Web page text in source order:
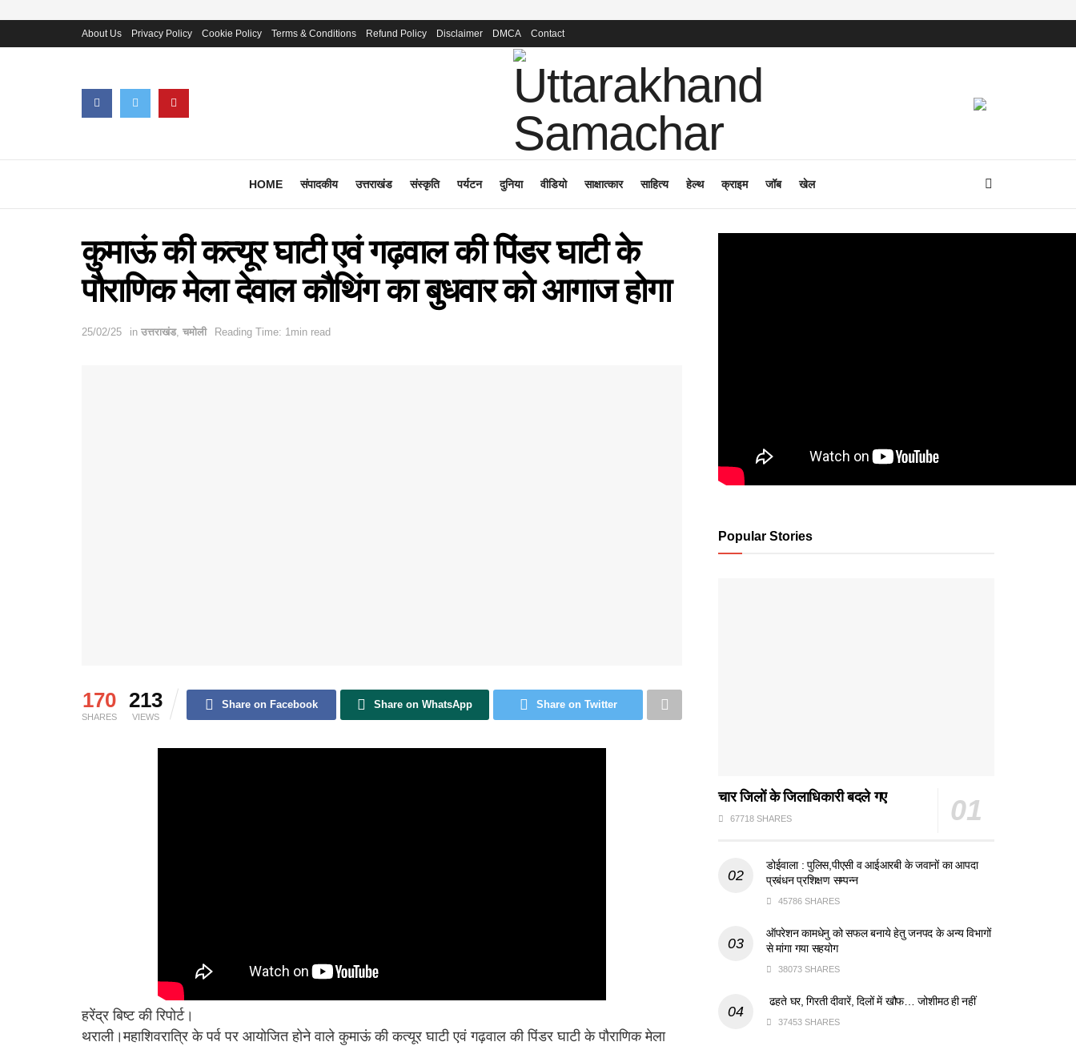
About Us Privacy Policy Cookie Policy Terms & Conditions Refund Policy Disclaimer DMCA Contact
HOME संपादकीय उत्तराखंड संस्कृति पर्यटन दुनिया वीडियो साक्षात्कार साहित्य हेल्थ क्राइम जॉब खेल
कुमाऊं की कत्यूर घाटी एवं गढ़वाल की पिंडर घाटी के
पौराणिक मेला देवाल कौथिंग का बुधवार को आगाज होगा
25/02/25 in उत्तराखंड, चमोली Reading Time: 1min read
170
SHARES
213
VIEWS
Share on Facebook Share on WhatsApp Share on Twitter
हरेंद्र बिष्ट की रिपोर्ट।
थराली।महाशिवरात्रि के पर्व पर आयोजित होने वाले कुमाऊं की कत्यूर घाटी एवं गढ़वाल की पिंडर घाटी के पौराणिक मेला
Popular Stories
चार जिलों के जिलाधिकारी बदले गए
67718 SHARES
डोईवाला : पुलिस,पीएसी व आईआरबी के जवानों का आपदा
प्रबंधन प्रशिक्षण सम्पन्न
45786 SHARES
ऑपरेशन कामधेनु को सफल बनाये हेतु जनपद के अन्य विभागों
से मांगा गया सहयोग
38073 SHARES
ढहते घर, गिरती दीवारें, दिलों में खौफ… जोशीमठ ही नहीं
37453 SHARES